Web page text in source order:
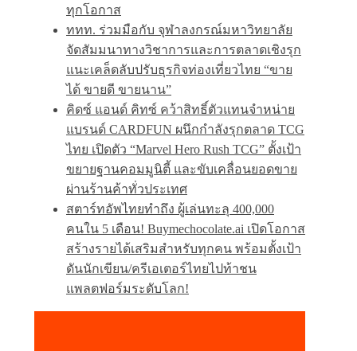
ทุกโอกาส
ททท. ร่วมมือกับ จุฬาลงกรณ์มหาวิทยาลัย
จัดสัมมนาทางวิชาการและการตลาดเชิงรุก
แนะเคล็ดลับปรับธุรกิจท่องเที่ยวไทย “ขาย
ได้ ขายดี ขายนาน”
คิดซ์ แอนด์ คิทซ์ คว้าสิทธิ์ตัวแทนจำหน่าย
แบรนด์ CARDFUN ผนึกกำลังรุกตลาด TCG
ไทย เปิดตัว “Marvel Hero Rush TCG” ตั้งเป้า
ขยายฐานคอมมูนิตี้ และขับเคลื่อนยอดขาย
ผ่านร้านค้าทั่วประเทศ
สตาร์ทอัพไทยทำถึง ผู้เล่นทะลุ 400,000
คนใน 5 เดือน! Buymechocolate.ai เปิดโอกาส
สร้างรายได้เสริมสำหรับทุกคน พร้อมตั้งเป้า
ดันนักเขียน/ครีเอเตอร์ไทยไปท้าชน
แพลตฟอร์มระดับโลก!